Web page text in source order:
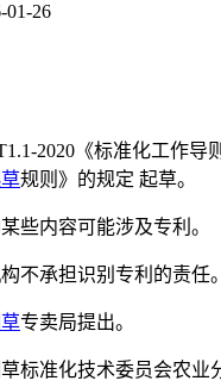
01-26
2020《标准化工作导
规则》的规定 起草。
些内容可能涉及专利。
不承担识别专利的责任。
专卖局提出。
标准化技术委员会农业